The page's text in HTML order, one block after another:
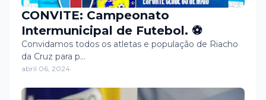
CONVITE: Campeonato
Intermunicipal de Futebol. ⚽️
Convidamos todos os atletas e população de Riacho
da Cruz para p…
abril 06, 2024